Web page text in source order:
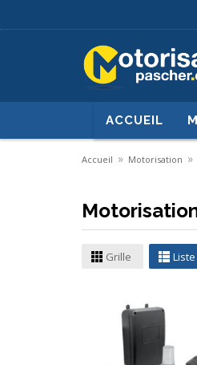
ACCUEIL
Accueil » Motorisation »
Grille Liste